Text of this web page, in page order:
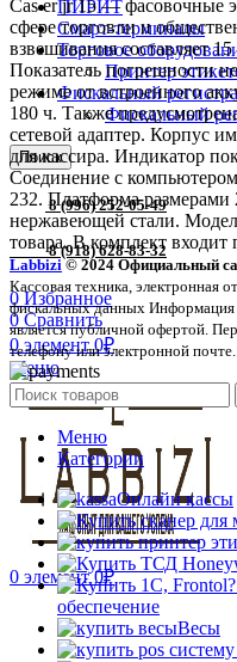
ПИРИТ
Смарт-терминалы
Торговое
Принтер
Фискальный
Фискальный
Поиск
8 (996) 252-05-49
8 (918) 628-83-32
0Избранное
0 Сравнить
0элемент 0₽
Меню
0 элемент 0₽
Cas er jr 15 — фасовочные
сфере торговли и
взвешивания составляет
Показатель погрешности
режиме от встроенного
180 ч. Также
сетевой адаптер. Корпус
для кассира. Индикатор
Соединение с
232. Платформа размерами
нержавеющей стали.
товара. В комплект
Labbizi © 2024 Официальный
Кассовая техника, электронная
фискальных данных Информация
является публичной офертой.
телефону или электронной почте.
Меню
Категории
Онлайн кассы
обеспечение
Весы